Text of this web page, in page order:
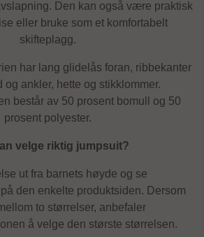
Den kan også være praktisk
eller bruke som et komfortabelt
skifteplagg.
har lang glidelås foran, ribbekanter
og ankler, hette og stikklommer.
består av 50 prosent bomull og 50
prosent polyester.
velge riktig jumpsuit?
ut fra barnets høyde og se
den enkelte produktsiden. Dersom
to størrelser, anbefaler
å velge den største størrelsen.